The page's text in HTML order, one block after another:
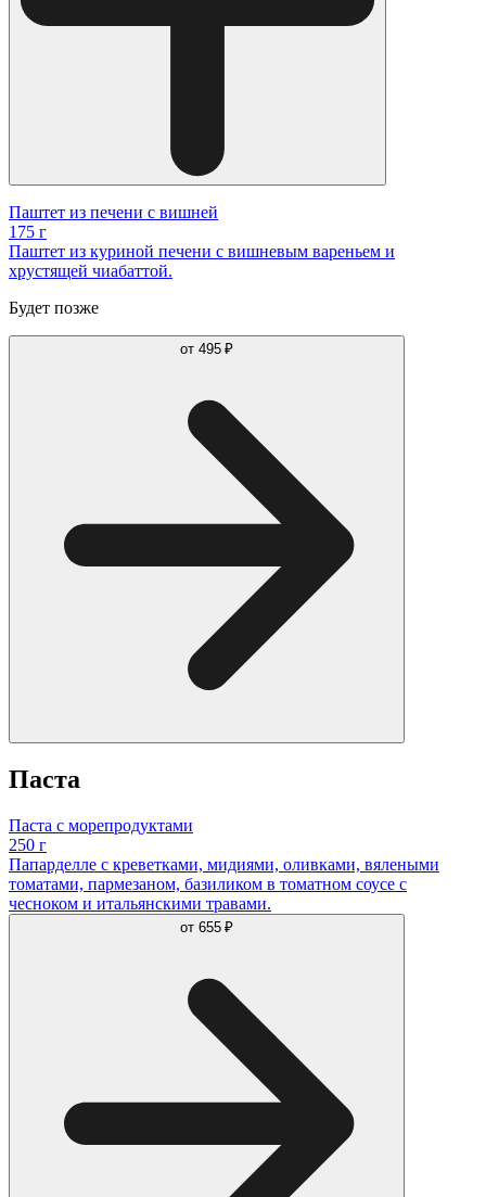
Паштет из печени с вишней
175 г
Паштет из куриной печени с вишневым вареньем и
хрустящей чиабаттой.
Будет позже
от 495 ₽
Паста
Паста с морепродуктами
250 г
Папарделле с креветками, мидиями, оливками, вялеными
томатами, пармезаном, базиликом в томатном соусе с
чесноком и итальянскими травами.
от 655 ₽